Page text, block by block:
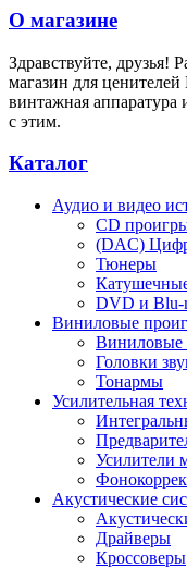
О магазине
Здравствуйте, друзья!
магазин для
винтажная аппаратура
с этим.
Каталог
Аудио и видео
CD
(DAC)
Тюнеры
DVD и Blu-
Виниловые
Виниловые
Головки
Тонармы
Усилительная
Усилители
Акустические
Драйверы
Кроссоверы